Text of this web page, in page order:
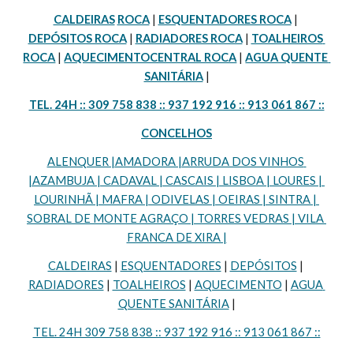
CALDEIRAS ROCA | ESQUENTADORES ROCA
DEPÓSITOS ROCA | RADIADORES ROCA | TOALHEIROS
ROCA | AQUECIMENTOCENTRAL ROCA | AGUA QUENTE
SANITÁRIA |
TEL. 24H :: 309 758 838 :: 937 192 916 :: 913 061 867 ::
CONCELHOS
ALENQUER |AMADORA |ARRUDA DOS VINHOS
|AZAMBUJA | CADAVAL | CASCAIS | LISBOA | LOURES |
LOURINHÃ | MAFRA | ODIVELAS | OEIRAS | SINTRA |
SOBRAL DE MONTE AGRAÇO | TORRES VEDRAS | VILA
FRANCA DE XIRA |
CALDEIRAS | ESQUENTADORES | DEPÓSITOS
RADIADORES | TOALHEIROS | AQUECIMENTO | AGUA
QUENTE SANITÁRIA |
TEL. 24H 309 758 838 :: 937 192 916 :: 913 061 867 ::